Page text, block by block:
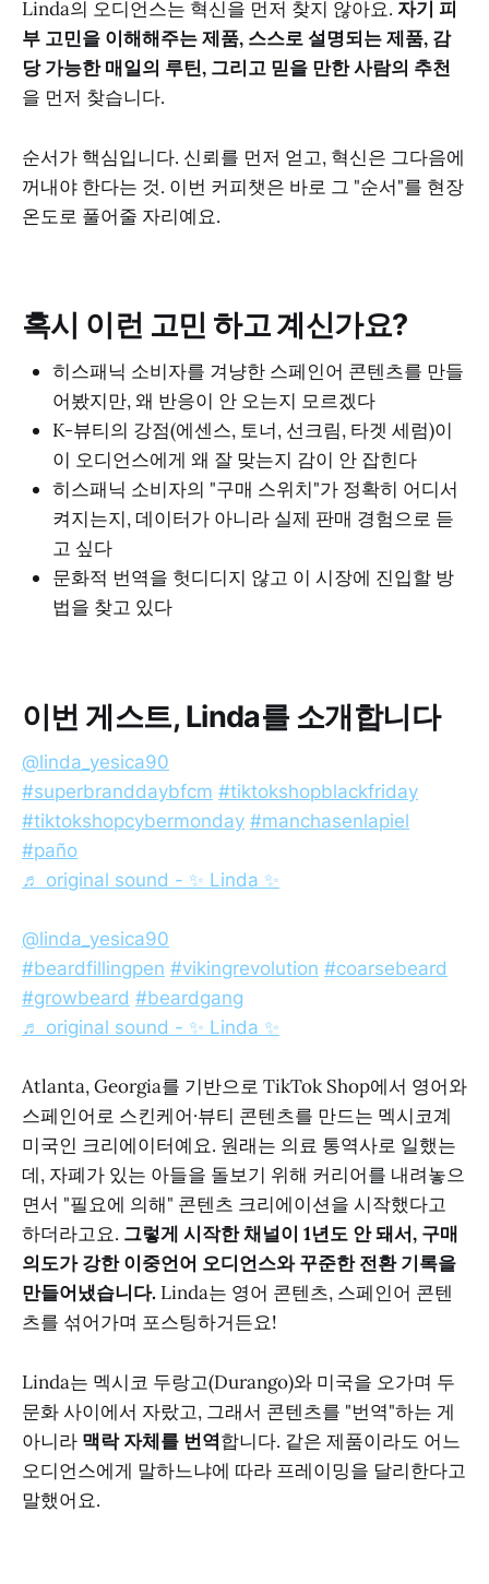
Linda의 오디언스는 혁신을 먼저 찾지 않아요. 자기 피
부 고민을 이해해주는 제품, 스스로 설명되는 제품, 감
당 가능한 매일의 루틴, 그리고 믿을 만한 사람의 추천
을 먼저 찾습니다.
순서가 핵심입니다. 신뢰를 먼저 얻고, 혁신은 그다음에
꺼내야 한다는 것. 이번 커피챗은 바로 그 "순서"를 현장
온도로 풀어줄 자리예요.
혹시 이런 고민 하고 계신가요?
히스패닉 소비자를 겨냥한 스페인어 콘텐츠를 만들
어봤지만, 왜 반응이 안 오는지 모르겠다
K-뷰티의 강점(에센스, 토너, 선크림, 타겟 세럼)이
이 오디언스에게 왜 잘 맞는지 감이 안 잡힌다
히스패닉 소비자의 "구매 스위치"가 정확히 어디서
켜지는지, 데이터가 아니라 실제 판매 경험으로 듣
고 싶다
문화적 번역을 헛디디지 않고 이 시장에 진입할 방
법을 찾고 있다
이번 게스트, Linda를 소개합니다
@linda_yesica90
#superbranddaybfcm #tiktokshopblackfriday
#tiktokshopcybermonday #manchasenlapiel
#paño
♬ original sound - ✨ Linda ✨
@linda_yesica90
#beardfillingpen #vikingrevolution #coarsebeard
#growbeard #beardgang
♬ original sound - ✨ Linda ✨
Atlanta, Georgia를 기반으로 TikTok Shop에서 영어와
스페인어로 스킨케어·뷰티 콘텐츠를 만드는 멕시코계
미국인 크리에이터예요. 원래는 의료 통역사로 일했는
데, 자폐가 있는 아들을 돌보기 위해 커리어를 내려놓으
면서 "필요에 의해" 콘텐츠 크리에이션을 시작했다고
하더라고요. 그렇게 시작한 채널이 1년도 안 돼서, 구매
의도가 강한 이중언어 오디언스와 꾸준한 전환 기록을
만들어냈습니다. Linda는 영어 콘텐츠, 스페인어 콘텐
츠를 섞어가며 포스팅하거든요!
Linda는 멕시코 두랑고(Durango)와 미국을 오가며 두
문화 사이에서 자랐고, 그래서 콘텐츠를 "번역"하는 게
아니라 맥락 자체를 번역합니다. 같은 제품이라도 어느
오디언스에게 말하느냐에 따라 프레이밍을 달리한다고
말했어요.